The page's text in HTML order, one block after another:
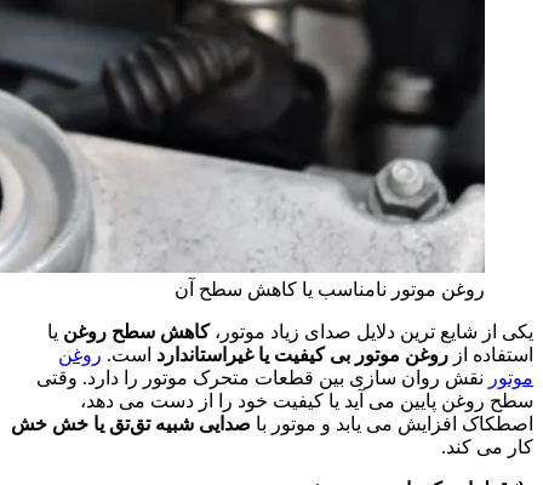
روغن موتور نامناسب یا کاهش سطح آن
یکی از شایع‌ ترین دلایل صدای زیاد موتور،کاهش سطح روغن یا
استفاده از روغن موتور بی‌ کیفیت یا غیراستاندارد است. روغن
موتور نقش روان‌ سازی بین قطعات متحرک موتور را دارد. وقتی
سطح روغن پایین می‌ آید یا کیفیت خود را از دست می‌ دهد،
اصطکاک افزایش می‌ یابد و موتور با صدایی شبیه تق‌تق یا خش‌ خش
کار می‌ کند.